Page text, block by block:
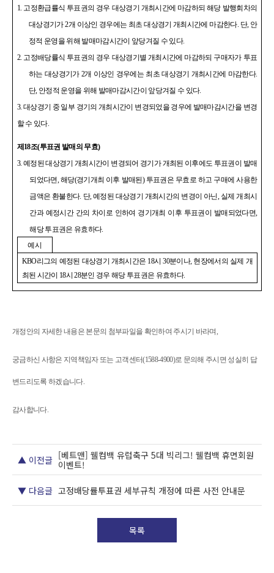
1. 고정환급률식 투표권의 경우 대상경기 개최시간에 마감하되 해당 발행회차의
대상경기가2개 이상인 경우에는 최초 대상경기 개최시간에 마감한다. 단, 안
정적 운영을 위해 발매마감시간이 앞당겨질 수 있다.
2. 고정배당률식 투표권의 경우 대상경기별 개최시간에 마감하되 구매자가 투표
하는 대상경기가 2개 이상인 경우에는 최초 대상경기 개최시간에 마감한다.
단, 안정적 운영을 위해 발매마감시간이 앞당겨질 수 있다.
3. 대상경기 중 일부 경기의 개최시간이 변경되었을 경우에 발매마감시간을 변경
할 수 있다.
제 18조(투표권 발매의 무효)
3. 예정된 대상경기 개최시간이 변경되어 경기가 개최된 이후에도 투표권이 발매
되었다면,해당(경기개최 이후 발매된) 투표권은 무효로 하고 구매에 사용한
금액은 환불한다. 단,예정된 대상경기 개최시간의 변경이 아닌, 실제 개최시
간과 예정시간 간의 차이로 인하여 경기개최 이후 투표권이 발매되었다면,
해당 투표권은 유효하다.
예시
KBO리그의 예정된 대상경기 개최시간은 18시30분이나, 현장에서의 실제 개
최된 시간이 18시28분인 경우 해당 투표권은 유효하다.
개정안의 자세한 내용은 본문의 첨부파일을 확인하여 주시기 바라며,
궁금하신 사항은 지역책임자 또는 고객센터(1588-4900)로 문의해 주시면 성실히 답
변드리도록 하겠습니다.
감사합니다.
▲ 이전글 [베트맨] 웰컴백 유럽축구 5대 빅리그! 웰컴백 휴면회원
이벤트!
▼ 다음글 고정배당률투표권 세부규칙 개정에 따른 사전 안내문
목록